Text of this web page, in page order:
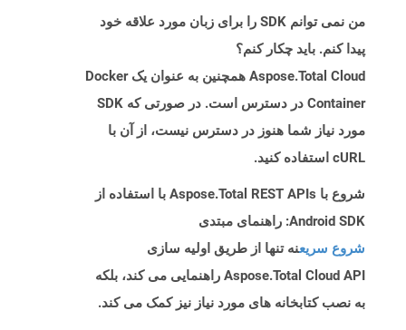
من نمی توانم SDK را برای زبان مورد علاقه خود
پیدا کنم. باید چکار کنم؟
Aspose.Total Cloud همچنین به عنوان یک Docker
Container در دسترس است. در صورتی که SDK
مورد نیاز شما هنوز در دسترس نیست، از آن با
cURL استفاده کنید.
شروع با Aspose.Total REST APIs با استفاده از
Android SDK: راهنمای مبتدی
شروع سریعنه تنها از طریق اولیه سازی
Aspose.Total Cloud API راهنمایی می کند، بلکه
به نصب کتابخانه های مورد نیاز نیز کمک می کند.